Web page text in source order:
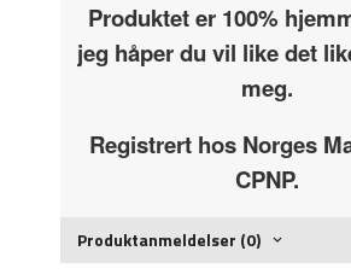
Produktet er 100%
jeg håper du vil like det
meg.
Registrert hos Norges
CPNP.
Produktanmeldelser (0)